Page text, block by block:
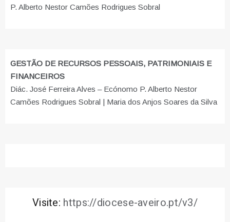
P. Alberto Nestor Camões Rodrigues Sobral
GESTÃO DE RECURSOS PESSOAIS, PATRIMONIAIS E
FINANCEIROS
Diác. José Ferreira Alves – Ecónomo P. Alberto Nestor
Camões Rodrigues Sobral | Maria dos Anjos Soares da Silva
Visite: https://diocese-aveiro.pt/v3/